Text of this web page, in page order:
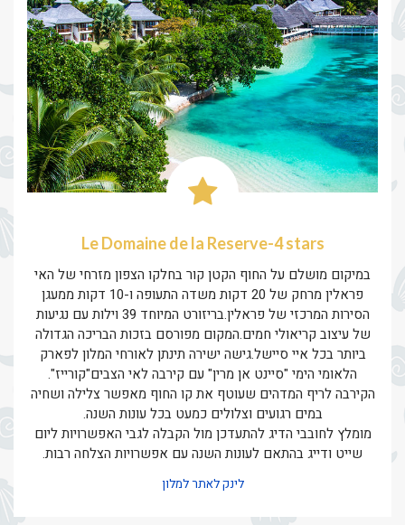
Le Domaine de la Reserve-4 stars
במיקום מושלם על החוף הקטן קור בחלקו הצפון מזרחי של האי
פראלין מרחק של 20 דקות משדה התעופה ו-10 דקות ממעגן
הסירות המרכזי של פראלין.בריזורט המיוחד 39 וילות עם נגיעות
של עיצוב קריאולי חמים.המקום מפורסם בזכות הבריכה הגדולה
ביותר בכל איי סיישל.גישה ישירה תינתן לאורחי המלון לפארק
הלאומי הימי "סיינט אן מרין" עם קירבה לאי הצבים"קורייז".
הקירבה לריף המדהים שעוטף את קו החוף מאפשר צלילה ושחיה
במים רגועים וצלולים כמעט בכל עונות השנה.
מומלץ לחובבי הדיג להתעדכן מול הקבלה לגבי האפשרויות ליום
שייט ודייג בהתאם לעונות השנה עם אפשרויות הצלחה רבות.
לינק לאתר למלון